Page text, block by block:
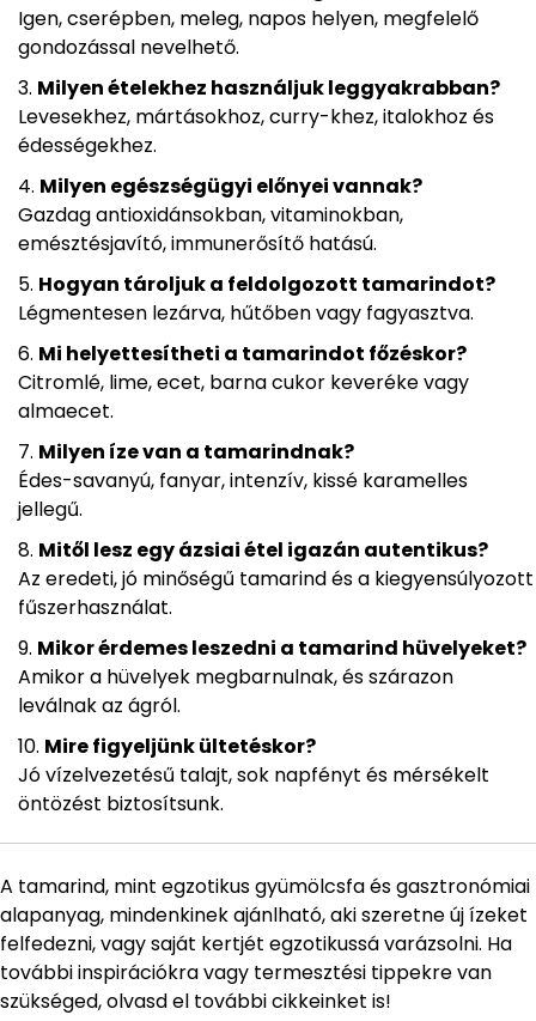
Igen, cserépben, meleg, napos helyen, megfelelő
gondozással nevelhető.
Milyen ételekhez használjuk leggyakrabban?
Levesekhez, mártásokhoz, curry-khez, italokhoz és
édességekhez.
Milyen egészségügyi előnyei vannak?
Gazdag antioxidánsokban, vitaminokban,
emésztésjavító, immunerősítő hatású.
Hogyan tároljuk a feldolgozott tamarindot?
Légmentesen lezárva, hűtőben vagy fagyasztva.
Mi helyettesítheti a tamarindot főzéskor?
Citromlé, lime, ecet, barna cukor keveréke vagy
almaecet.
Milyen íze van a tamarindnak?
Édes-savanyú, fanyar, intenzív, kissé karamelles
jellegű.
Mitől lesz egy ázsiai étel igazán autentikus?
Az eredeti, jó minőségű tamarind és a kiegyensúlyozott
fűszerhasználat.
Mikor érdemes leszedni a tamarind hüvelyeket?
Amikor a hüvelyek megbarnulnak, és szárazon
leválnak az ágról.
Mire figyeljünk ültetéskor?
Jó vízelvezetésű talajt, sok napfényt és mérsékelt
öntözést biztosítsunk.
A tamarind, mint egzotikus gyümölcsfa és gasztronómiai
alapanyag, mindenkinek ajánlható, aki szeretne új ízeket
felfedezni, vagy saját kertjét egzotikussá varázsolni. Ha
további inspirációkra vagy termesztési tippekre van
szükséged, olvasd el további cikkeinket is!